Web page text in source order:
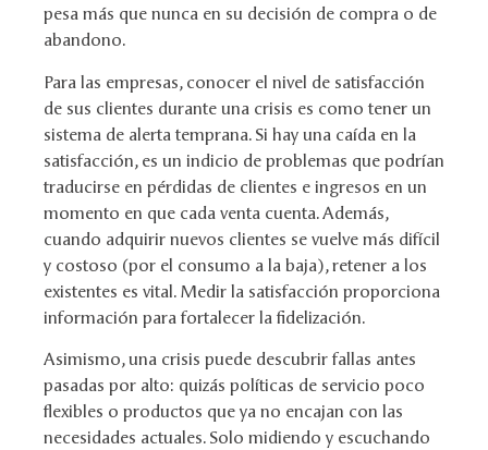
pesa más que nunca en su decisión de compra o de
abandono.
Para las empresas, conocer el nivel de satisfacción
de sus clientes durante una crisis es como tener un
sistema de alerta temprana. Si hay una caída en la
satisfacción, es un indicio de problemas que podrían
traducirse en pérdidas de clientes e ingresos en un
momento en que cada venta cuenta. Además,
cuando adquirir nuevos clientes se vuelve más difícil
y costoso (por el consumo a la baja), retener a los
existentes es vital. Medir la satisfacción proporciona
información para fortalecer la fidelización.
Asimismo, una crisis puede descubrir fallas antes
pasadas por alto: quizás políticas de servicio poco
flexibles o productos que ya no encajan con las
necesidades actuales. Solo midiendo y escuchando